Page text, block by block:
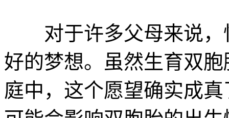
对于许多父母来说，
好的梦想。虽然生育双
庭中，这个愿望确实成